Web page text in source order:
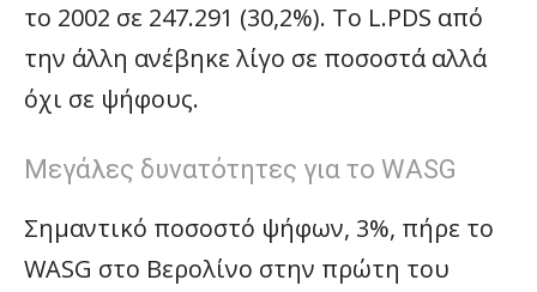
το 2002 σε 247.291 (30,2%). Το L.PDS από
την άλλη ανέβηκε λίγο σε ποσοστά αλλά
όχι σε ψήφους.
Μεγάλες δυνατότητες για το WASG
Σημαντικό ποσοστό ψήφων, 3%, πήρε το
WASG στο Βερολίνο στην πρώτη του